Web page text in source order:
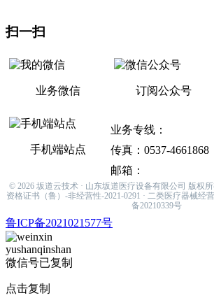
扫一扫
业务微信 订阅公众号
手机端站点
业务专线：
传真：0537-4661868
邮箱：
© 2026 坂道云技术 · 山东坂道医疗设备有限公司 版权
资格证书（鲁）-非经营性-2021-0291 · 二类医疗器械经
备20210339号
鲁ICP备2021021577号
yushanqinshan
微信号已复制
点击复制